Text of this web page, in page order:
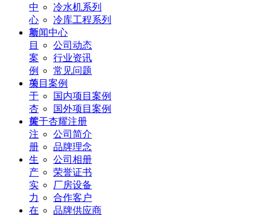
中
心
项
目
案
例
关
于
杏
耀
注
册
生
产
实
力
在
冷水机系列
冷库工程系列
新闻中心
公司动态
行业资讯
常见问题
项目案例
国内项目案例
国外项目案例
关于杏耀注册
公司简介
品牌理念
公司相册
荣誉证书
厂房设备
合作客户
品牌供应商